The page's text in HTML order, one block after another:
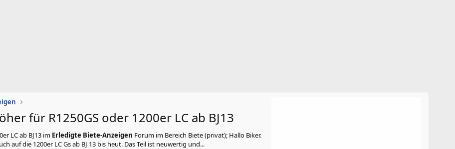
für R1250GS oder 1200er LC ab BJ13
LC ab BJ13 im Erledigte Biete-Anzeigen Forum im Bereich Biete (privat); Hallo Biker.
auf die 1200er LC Gs ab BJ 13 bis heut. Das Teil ist neuwertig und...